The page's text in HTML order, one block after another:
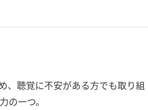
、聴覚に不安がある方でも取り組
の一つ。